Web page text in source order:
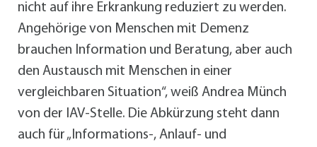
nicht auf ihre Erkrankung reduziert zu werden.
Angehörige von Menschen mit Demenz
brauchen Information und Beratung, aber auch
den Austausch mit Menschen in einer
vergleichbaren Situation“, weiß Andrea Münch
von der IAV-Stelle. Die Abkürzung steht dann
auch für „Informations-, Anlauf- und